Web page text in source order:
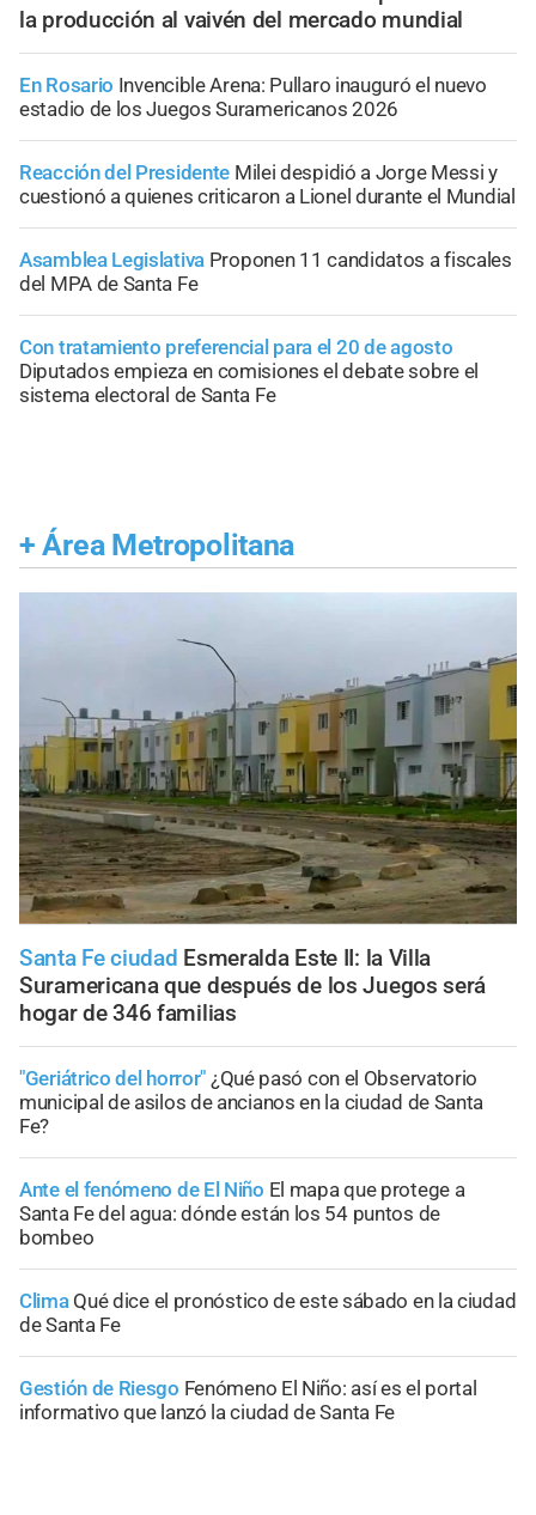
la producción al vaivén del mercado mundial
En Rosario Invencible Arena: Pullaro inauguró el nuevo
estadio de los Juegos Suramericanos 2026
Reacción del Presidente Milei despidió a Jorge Messi y
cuestionó a quienes criticaron a Lionel durante el Mundial
Asamblea Legislativa Proponen 11 candidatos a fiscales
del MPA de Santa Fe
Con tratamiento preferencial para el 20 de agosto
Diputados empieza en comisiones el debate sobre el
sistema electoral de Santa Fe
+ Área Metropolitana
Santa Fe ciudad Esmeralda Este II: la Villa
Suramericana que después de los Juegos será
hogar de 346 familias
"Geriátrico del horror" ¿Qué pasó con el Observatorio
municipal de asilos de ancianos en la ciudad de Santa
Fe?
Ante el fenómeno de El Niño El mapa que protege a
Santa Fe del agua: dónde están los 54 puntos de
bombeo
Clima Qué dice el pronóstico de este sábado en la ciudad
de Santa Fe
Gestión de Riesgo Fenómeno El Niño: así es el portal
informativo que lanzó la ciudad de Santa Fe